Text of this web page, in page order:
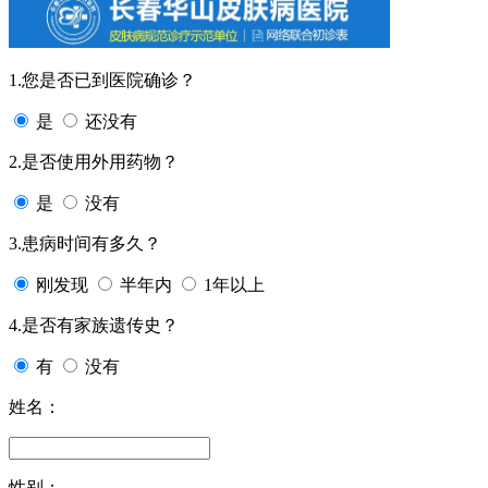
1.您是否已到医院确诊？
是 还没有
2.是否使用外用药物？
是 没有
3.患病时间有多久？
刚发现 半年内 1年以上
4.是否有家族遗传史？
有 没有
姓名：